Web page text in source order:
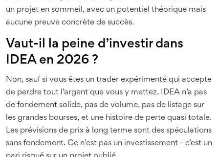
un projet en sommeil, avec un potentiel théorique mais
aucune preuve concrète de succès.
Vaut-il la peine d’investir dans
IDEA en 2026 ?
Non, sauf si vous êtes un trader expérimenté qui accepte
de perdre tout l’argent que vous y mettez. IDEA n’a pas
de fondement solide, pas de volume, pas de listage sur
les grandes bourses, et une histoire de perte quasi totale.
Les prévisions de prix à long terme sont des spéculations
sans fondement. Ce n’est pas un investissement - c’est un